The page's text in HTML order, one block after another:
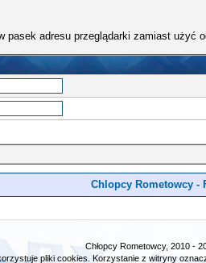
adresu przeglądarki zamiast użyć
Chlopcy Rometowcy -
Chłopcy Rometowcy, 2010 -
pliki cookies. Korzystanie z witryny